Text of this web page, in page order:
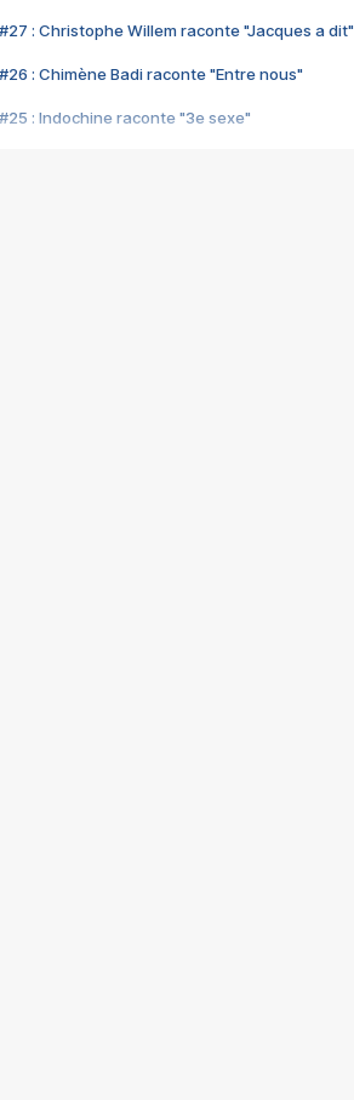
#27 : Christophe Willem raconte "Jacques a dit"
#26 : Chimène Badi raconte "Entre nous"
#25 : Indochine raconte "3e sexe"